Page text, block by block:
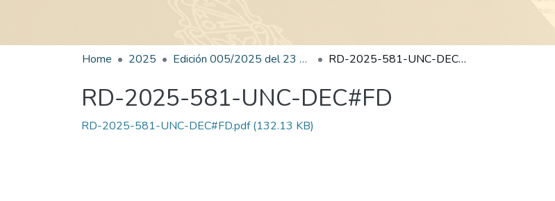
Home 2025 Edición 005/2025 del 23 de junio de 2025 RD-2025-581-UNC-DEC#FD
RD-2025-581-UNC-DEC#FD
RD-2025-581-UNC-DEC#FD.pdf(132.13 KB)